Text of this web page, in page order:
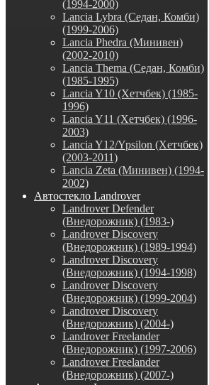
(1994-2000)
Lancia Lybra (Седан, Комби)
(1999-2006)
Lancia Phedra (Минивен)
(2002-2010)
Lancia Thema (Седан, Комби)
(1985-1995)
Lancia Y10 (Хетчбек) (1985-
1996)
Lancia Y11 (Хетчбек) (1996-
2003)
Lancia Y12/Ypsilon (Хетчбек)
(2003-2011)
Lancia Zeta (Минивен) (1994-
2002)
Автостекло Landrover
Landrover Defender
(Внедорожник) (1983-)
Landrover Discovery
(Внедорожник) (1989-1994)
Landrover Discovery
(Внедорожник) (1994-1998)
Landrover Discovery
(Внедорожник) (1999-2004)
Landrover Discovery
(Внедорожник) (2004-)
Landrover Freelander
(Внедорожник) (1997-2006)
Landrover Freelander
(Внедорожник) (2007-)